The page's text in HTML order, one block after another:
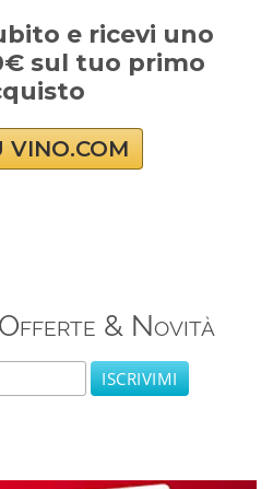
e ricevi uno
sul tuo primo
VINO.COM
& Novità